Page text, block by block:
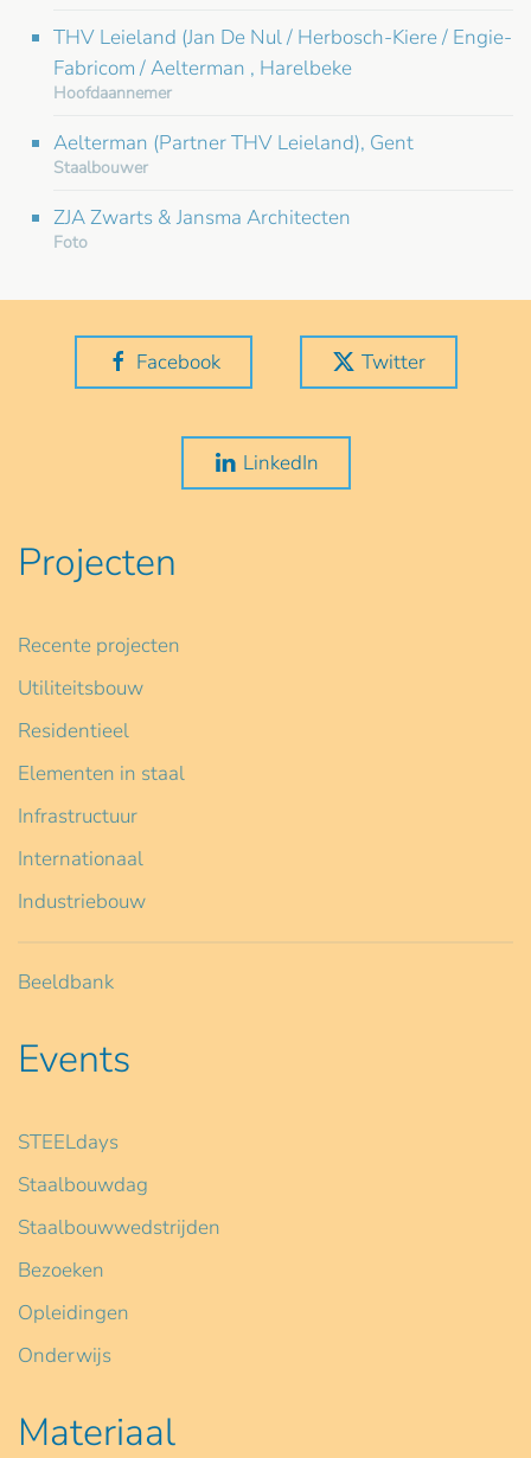
THV Leieland (Jan De Nul / Herbosch-Kiere / Engie-
Fabricom / Aelterman , Harelbeke
Hoofdaannemer
Aelterman (Partner THV Leieland), Gent
Staalbouwer
ZJA Zwarts & Jansma Architecten
Foto
Facebook Twitter
LinkedIn
Projecten
Recente projecten
Utiliteitsbouw
Residentieel
Elementen in staal
Infrastructuur
Internationaal
Industriebouw
Beeldbank
Events
STEELdays
Staalbouwdag
Staalbouwwedstrijden
Bezoeken
Opleidingen
Onderwijs
Materiaal